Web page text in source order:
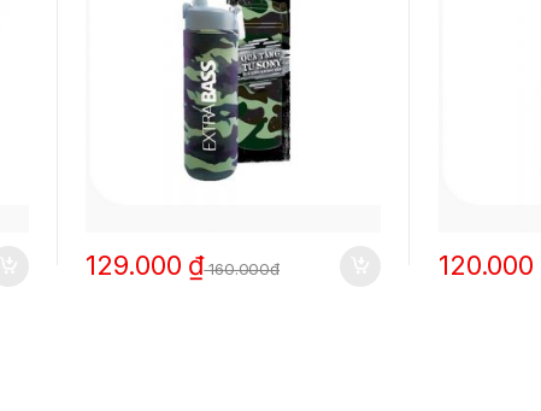
129.000 ₫160.000đ 120.000